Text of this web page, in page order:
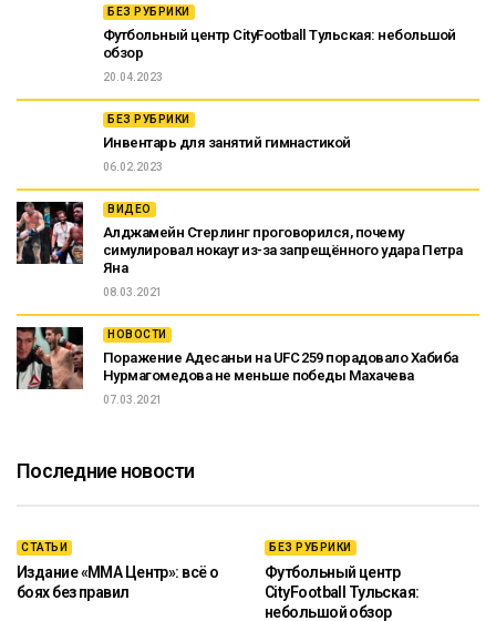
БЕЗ РУБРИКИ
Футбольный центр CityFootball Тульская: небольшой
обзор
20.04.2023
БЕЗ РУБРИКИ
Инвентарь для занятий гимнастикой
06.02.2023
ВИДЕО
Алджамейн Стерлинг проговорился, почему
симулировал нокаут из-за запрещённого удара Петра
Яна
08.03.2021
НОВОСТИ
Поражение Адесаньи на UFC 259 порадовало Хабиба
Нурмагомедова не меньше победы Махачева
07.03.2021
Последние новости
СТАТЬИ
Издание «ММА Центр»: всё о
боях без правил
БЕЗ РУБРИКИ
Футбольный центр
CityFootball Тульская:
небольшой обзор